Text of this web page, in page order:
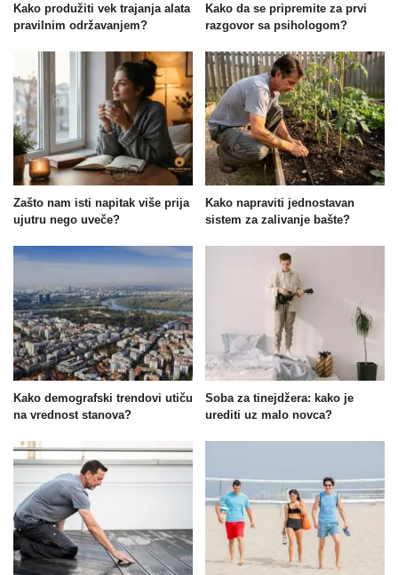
Kako produžiti vek trajanja alata
pravilnim održavanjem?
Kako da se pripremite za prvi
razgovor sa psihologom?
Zašto nam isti napitak više prija
ujutru nego uveče?
Kako napraviti jednostavan
sistem za zalivanje bašte?
Kako demografski trendovi utiču
na vrednost stanova?
Soba za tinejdžera: kako je
urediti uz malo novca?